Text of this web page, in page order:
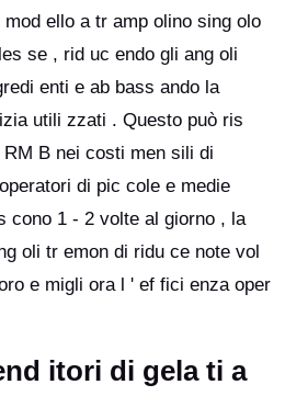
ello a tr amp olino sing olo
se , rid uc endo gli ang oli
enti e ab bass ando la
utili zzati . Questo può ris
B nei costi men sili di
di pic cole e medie
cono 1 - 2 volte al giorno , la
oli tr emon di ridu ce note vol
e migli ora l ' ef fici enza oper
itori di gela ti a